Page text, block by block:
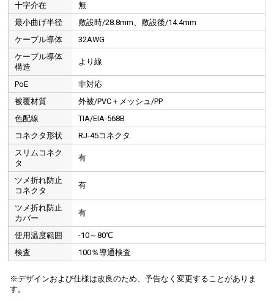
十字介在
無
最小曲げ半径
敷設時/28.8mm、敷設後/14.4mm
ケーブル導体
32AWG
ケーブル導体
構造
より線
PoE
非対応
被覆材質
外被/PVC＋メッシュ/PP
色配線
TIA/EIA-568B
コネクタ形状
RJ-45コネクタ
スリムコネク
タ
有
ツメ折れ防止
コネクタ
有
ツメ折れ防止
カバー
有
使用温度範囲
-10～80℃
検査
100％導通検査
※デザインおよび仕様は改良のため、予告なく変更することがありま
す。